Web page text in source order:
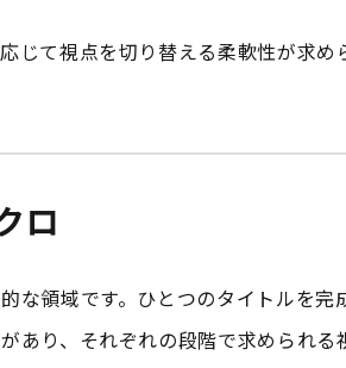
じて視点を切り替える柔軟性が求め
ロ
な領域です。ひとつのタイトルを完
あり、それぞれの段階で求められる